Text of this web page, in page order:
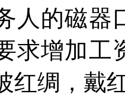
人的磁器
求增加工
红绸，戴